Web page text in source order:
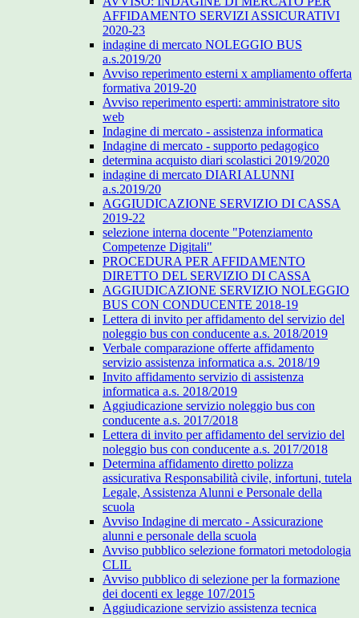
AFFIDAMENTO SERVIZI ASSICURATIVI
2020-23
indagine di mercato NOLEGGIO BUS
a.s.2019/20
Avviso reperimento esterni x ampliamento offerta
formativa 2019-20
Avviso reperimento esperti: amministratore sito
web
Indagine di mercato - assistenza informatica
Indagine di mercato - supporto pedagogico
determina acquisto diari scolastici 2019/2020
indagine di mercato DIARI ALUNNI
a.s.2019/20
AGGIUDICAZIONE SERVIZIO DI CASSA
2019-22
selezione interna docente "Potenziamento
Competenze Digitali"
PROCEDURA PER AFFIDAMENTO
DIRETTO DEL SERVIZIO DI CASSA
AGGIUDICAZIONE SERVIZIO NOLEGGIO
BUS CON CONDUCENTE 2018-19
Lettera di invito per affidamento del servizio del
noleggio bus con conducente a.s. 2018/2019
Verbale comparazione offerte affidamento
servizio assistenza informatica a.s. 2018/19
Invito affidamento servizio di assistenza
informatica a.s. 2018/2019
Aggiudicazione servizio noleggio bus con
conducente a.s. 2017/2018
Lettera di invito per affidamento del servizio del
noleggio bus con conducente a.s. 2017/2018
Determina affidamento diretto polizza
assicurativa Responsabilità civile, infortuni, tutela
Legale, Assistenza Alunni e Personale della
scuola
Avviso Indagine di mercato - Assicurazione
alunni e personale della scuola
Avviso pubblico selezione formatori metodologia
CLIL
Avviso pubblico di selezione per la formazione
dei docenti ex legge 107/2015
Aggiudicazione servizio assistenza tecnica